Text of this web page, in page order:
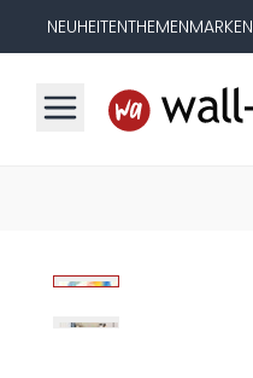
NEUHEITENTHEMENMARKEN